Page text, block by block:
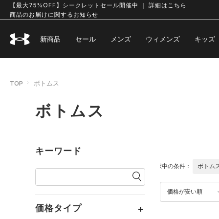
【最大75%OFF】シークレットセール開催中 ｜ 詳細はこちら
商品のお届けに関するお知らせ
新商品 セール メンズ ウィメンズ キッズ
TOP ボトムス
ボトムス
キーワード
価格タイプ
価格が安い順
選択中の条件： ボトム